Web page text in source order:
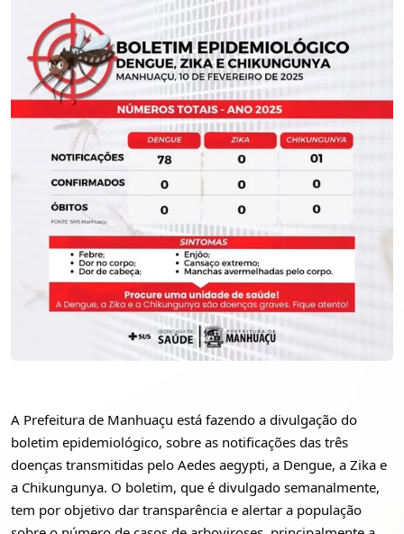
A Prefeitura de Manhuaçu está fazendo a divulgação do
boletim epidemiológico, sobre as notificações das três
doenças transmitidas pelo Aedes aegypti, a Dengue, a Zika e
a Chikungunya. O boletim, que é divulgado semanalmente,
tem por objetivo dar transparência e alertar a população